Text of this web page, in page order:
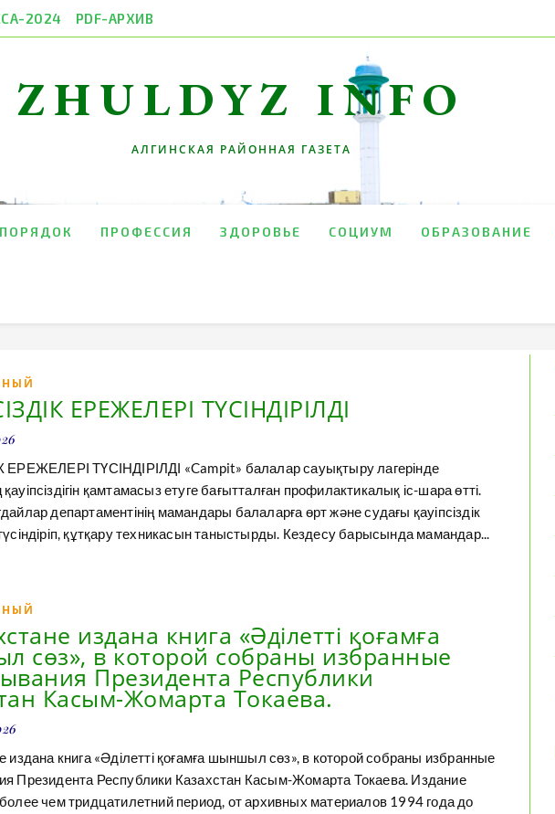
2024 PDF-АРХИВ
ZHULDYZ INFO
АЛГИНСКАЯ РАЙОННАЯ ГАЗЕТА
ПРОФЕССИЯ ЗДОРОВЬЕ СОЦИУМ ОБРАЗОВАНИЕ
ЕРЕЖЕЛЕРІ ТҮСІНДІРІЛДІ
ЕРЕЖЕЛЕРІ ТҮСІНДІРІЛДІ «Campit» балалар сауықтыру лагерінде
қамтамасыз етуге бағытталған профилактикалық іс-шара өтті.
департаментінің мамандары балаларға өрт және судағы қауіпсіздік
құтқару техникасын таныстырды. Кездесу барысында мамандар...
издана книга «Әділетті қоғамға
сөз», в которой собраны избранные
Президента Республики
Касым-Жомарта Токаева.
издана книга «Әділетті қоғамға шыншыл сөз», в которой собраны избранные
Президента Республики Казахстан Касым-Жомарта Токаева. Издание
чем тридцатилетний период, от архивных материалов 1994 года до